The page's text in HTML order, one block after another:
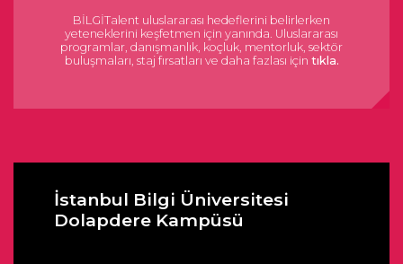
BİLGİTalent uluslararası hedeflerini belirlerken
yeteneklerini keşfetmen için yanında. Uluslararası
programlar, danışmanlık, koçluk, mentorluk, sektör
buluşmaları, staj fırsatları ve daha fazlası için tıkla.
İstanbul Bilgi Üniversitesi
Dolapdere Kampüsü